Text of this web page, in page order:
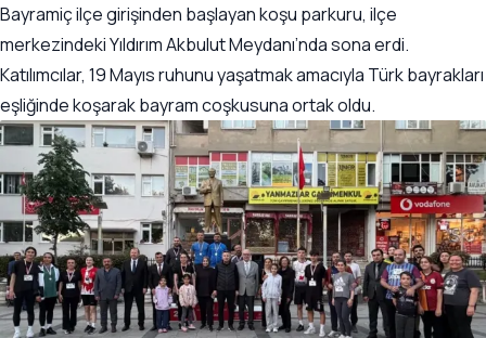
Bayramiç ilçe girişinden başlayan koşu parkuru, ilçe
merkezindeki Yıldırım Akbulut Meydanı’nda sona erdi.
Katılımcılar, 19 Mayıs ruhunu yaşatmak amacıyla Türk bayrakları
eşliğinde koşarak bayram coşkusuna ortak oldu.